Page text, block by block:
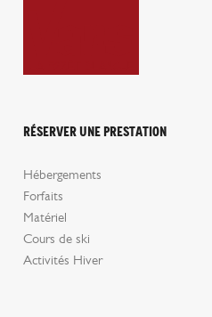
Réserver une prestation
Hébergements
Forfaits
Matériel
Cours de ski
Activités Hiver